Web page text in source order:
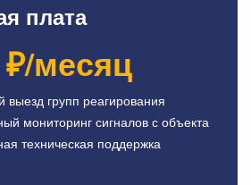
плата
₽/месяц
выезд групп реагирования
мониторинг сигналов с объекта
техническая поддержка